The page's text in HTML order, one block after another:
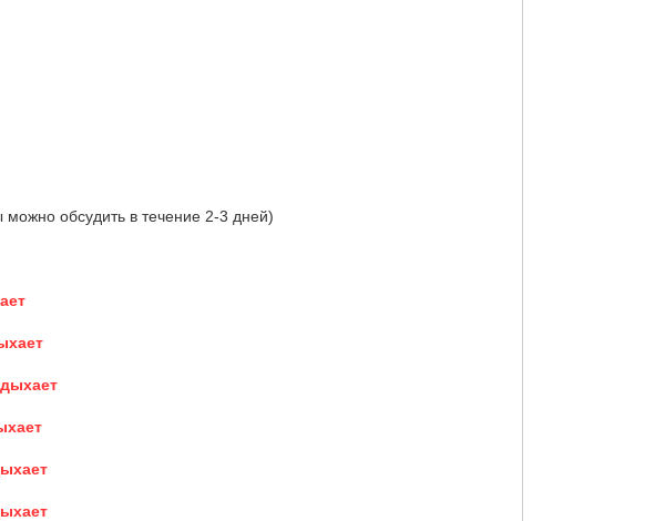
обсудить в течение 2-3 дней)